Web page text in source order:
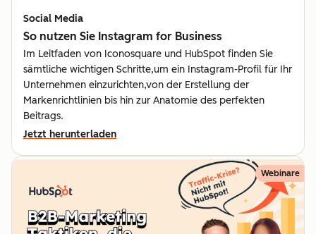
Social Media
So nutzen Sie Instagram for Business
Im Leitfaden von Iconosquare und HubSpot finden Sie
sämtliche wichtigen Schritte,um ein Instagram-Profil für Ihr
Unternehmen einzurichten,von der Erstellung der
Markenrichtlinien bis hin zur Anatomie des perfekten
Beitrags.
Jetzt herunterladen
Webinare